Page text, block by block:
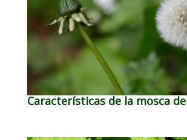
Características de la mosca